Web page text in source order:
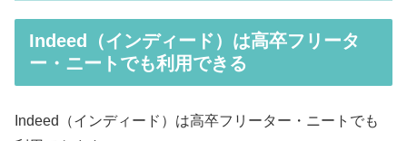
Indeed（インディード）は高卒フリータ
ー・ニートでも利用できる
Indeed（インディード）は高卒フリーター・ニートでも